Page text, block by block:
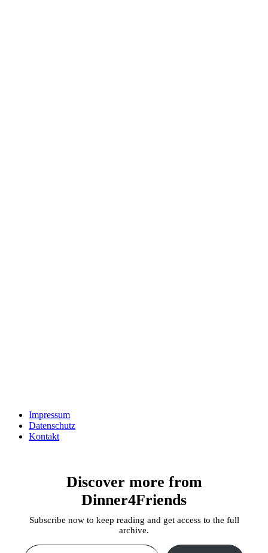
Impressum
Datenschutz
Kontakt
Discover more from
Dinner4Friends
Subscribe now to keep reading and get access to the full
archive.
Type your email…